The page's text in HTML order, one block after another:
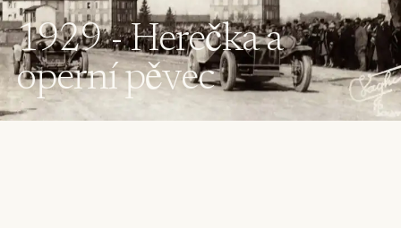
1929 - Herečka a
operní pěvec